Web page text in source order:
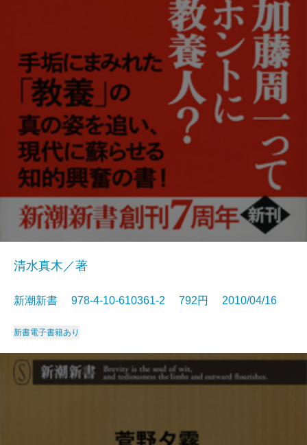
清水真木／著
新潮新書 978-4-10-610361-2 792円 2010/04/16
新書電子書籍あり